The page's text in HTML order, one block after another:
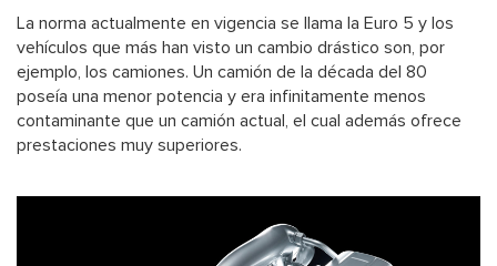
La norma actualmente en vigencia se llama la Euro 5 y los
vehículos que más han visto un cambio drástico son, por
ejemplo, los camiones. Un camión de la década del 80
poseía una menor potencia y era infinitamente menos
contaminante que un camión actual, el cual además ofrece
prestaciones muy superiores.